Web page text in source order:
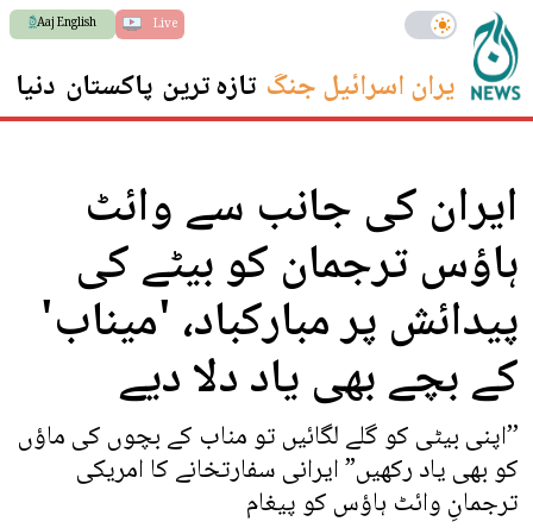
Live
Aaj English
ایران اسرائیل جنگ تازہ ترین پاکستان دنیا
ایران کی جانب سے وائٹ
ہاؤس ترجمان کو بیٹے کی
پیدائش پر مبارکباد، 'میناب'
کے بچے بھی یاد دلا دیے
’’اپنی بیٹی کو گلے لگائیں تو مناب کے بچوں کی ماؤں
کو بھی یاد رکھیں” ایرانی سفارتخانے کا امریکی
ترجمانِ وائٹ ہاؤس کو پیغام